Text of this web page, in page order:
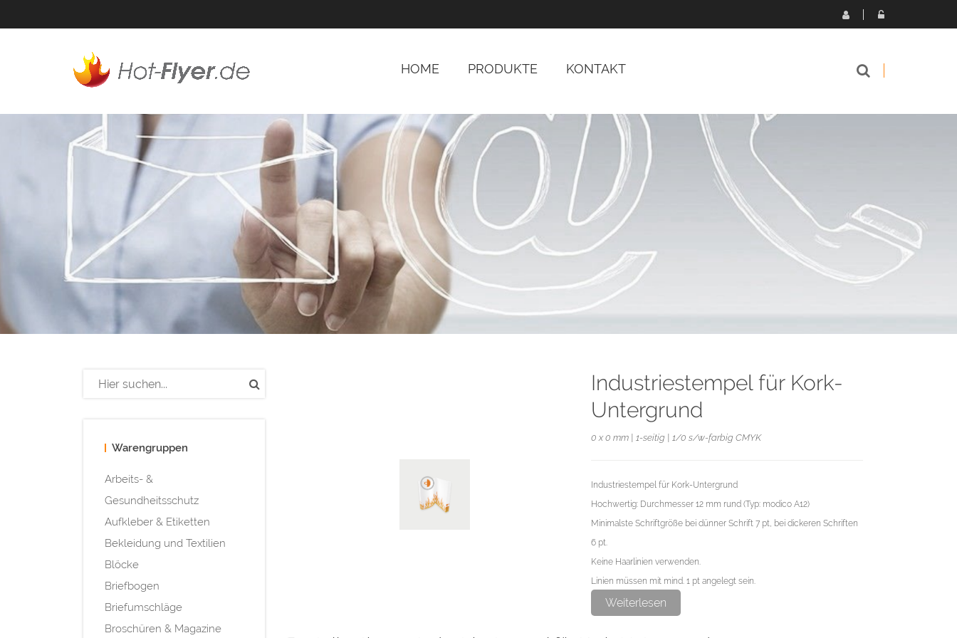
HOME PRODUKTE KONTAKT
Warengruppen
Arbeits- &
Gesundheitsschutz
Aufkleber & Etiketten
Bekleidung und Textilien
Blöcke
Briefbogen
Briefumschläge
Broschüren & Magazine
Industriestempel für Kork-
Untergrund
0 x 0 mm | 1-seitig | 1/0 s/w-farbig CMYK
Industriestempel für Kork-Untergrund
Hochwertig: Durchmesser 12 mm rund (Typ: modico A12)
Minimalste Schriftgröße bei dünner Schrift 7 pt, bei dickeren Schriften
6 pt.
Keine Haarlinien verwenden.
Linien müssen mit mind. 1 pt angelegt sein.
Beim Setzen rundum mind. 0,5 mm Platz zum Außenrand lassen.
Weiterlesen